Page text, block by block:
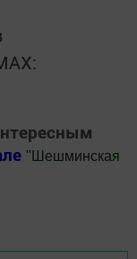
" Шешминская